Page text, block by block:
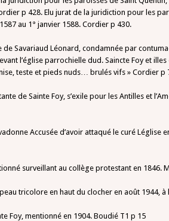
p 428. Elu jurat de la juridiction pour les
au 1° janvier 1588. Cordier p 430.
de Savariaud Léonard, condamnée par
l’église parrochielle dud. Saincte Foy et
teste et pieds nuds… brulés vifs » Cordier p
de Sainte Foy, s’exile pour les Antilles et
Accusée d’avoir attaqué le curé Léglise
surveillant au collège protestant en 1846.
tricolore en haut du clocher en août 1944,
Foy, mentionné en 1904. Boudié T1 p 15